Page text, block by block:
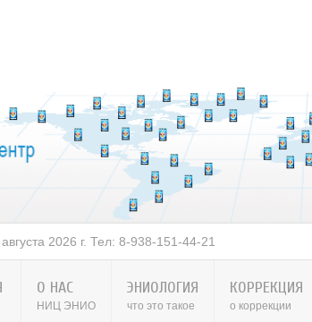
2026 г. Тел: 8-938-151-44-21
О НАС
НИЦ ЭНИО
ЭНИОЛОГИЯ
что это такое
КОРРЕКЦИЯ
о коррекции